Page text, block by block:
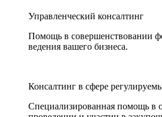
Управленческий консалтинг
Помощь в совершенствовании
ведения вашего бизнеса.
Консалтинг в сфере
Специализированная помощь в